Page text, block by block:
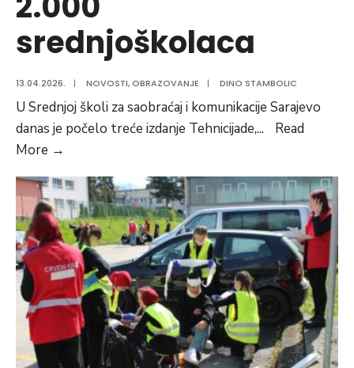
srednjoškolaca
13.04.2026. | NOVOSTI,OBRAZOVANJE | DINO STAMBOLIC
U Srednjoj školi za saobraćaj i komunikacije Sarajevo
danas je počelo treće izdanje Tehnicijade,...
Read
More →
Tehnicijada,
učestvuje
više
od
2.000
srednjoškolaca